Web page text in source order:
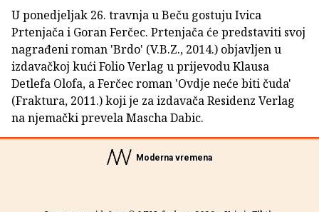
U ponedjeljak 26. travnja u Beču gostuju Ivica
Prtenjača i Goran Ferčec. Prtenjača će predstaviti svoj
nagrađeni roman 'Brdo' (V.B.Z., 2014.) objavljen u
izdavačkoj kući Folio Verlag u prijevodu Klausa
Detlefa Olofa, a Ferčec roman 'Ovdje neće biti čuda'
(Fraktura, 2011.) koji je za izdavača Residenz Verlag
na njemački prevela Mascha Dabic.
Moderna vremena